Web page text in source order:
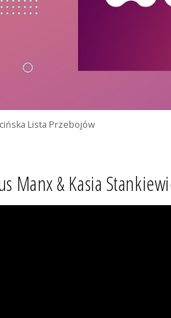
Lista Przebojów
Manx & Kasia